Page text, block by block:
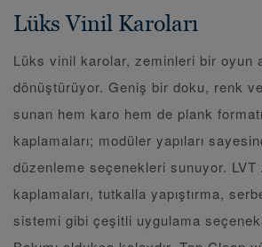
Lüks Vinil Karoları
Lüks vinil karolar, zeminleri bir oyun
dönüştürüyor. Geniş bir doku, renk
sunan hem karo hem de plank
kaplamaları; modüler yapıları
düzenleme seçenekleri sunuyor. LVT
kaplamaları, tutkalla yapıştırma,
sistemi gibi çeşitli uygulama